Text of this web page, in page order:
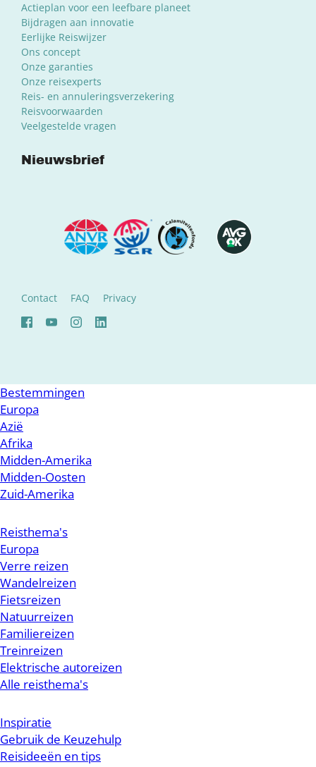
Actieplan voor een leefbare planeet
Bijdragen aan innovatie
Eerlijke Reiswijzer
Ons concept
Onze garanties
Onze reisexperts
Reis- en annuleringsverzekering
Reisvoorwaarden
Veelgestelde vragen
Nieuwsbrief
Contact FAQ Privacy
Bestemmingen
Europa
Azië
Afrika
Midden-Amerika
Midden-Oosten
Zuid-Amerika
Reisthema's
Europa
Verre reizen
Wandelreizen
Fietsreizen
Natuurreizen
Familiereizen
Treinreizen
Elektrische autoreizen
Alle reisthema's
Inspiratie
Gebruik de Keuzehulp
Reisideeën en tips